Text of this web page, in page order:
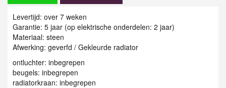
Levertijd: over 7 weken
Garantie: 5 jaar (op elektrische onderdelen: 2 jaar)
Materiaal: steen
Afwerking: geverfd / Gekleurde radiator
ontluchter: inbegrepen
beugels: inbegrepen
radiatorkraan: inbegrepen